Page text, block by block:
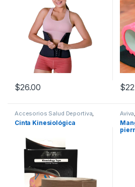
$26.00
Este producto tiene múltiples $
Accesorios Salud Deportiva,
Aviva Salud Deportiva
Cinta Kinesiológica
Aviva,